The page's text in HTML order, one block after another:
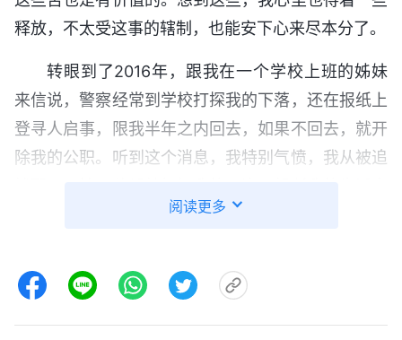
释放，不太受这事的辖制，也能安下心来尽本分了。
转眼到了2016年，跟我在一个学校上班的姊妹
来信说，警察经常到学校打探我的下落，还在报纸上
登寻人启事，限我半年之内回去，如果不回去，就开
除我的公职。听到这个消息，我特别气愤，我从被追
路，到现在已经四年了，他们还不放过我，又想用开
们的圈套，宁可工作不要，我也不能自投罗网。半年
后，警察看我没有出现，就让学校把我给开除了。丈
夫看我回不了家，工作也丢了，再加上他受不了警察
阅读更多